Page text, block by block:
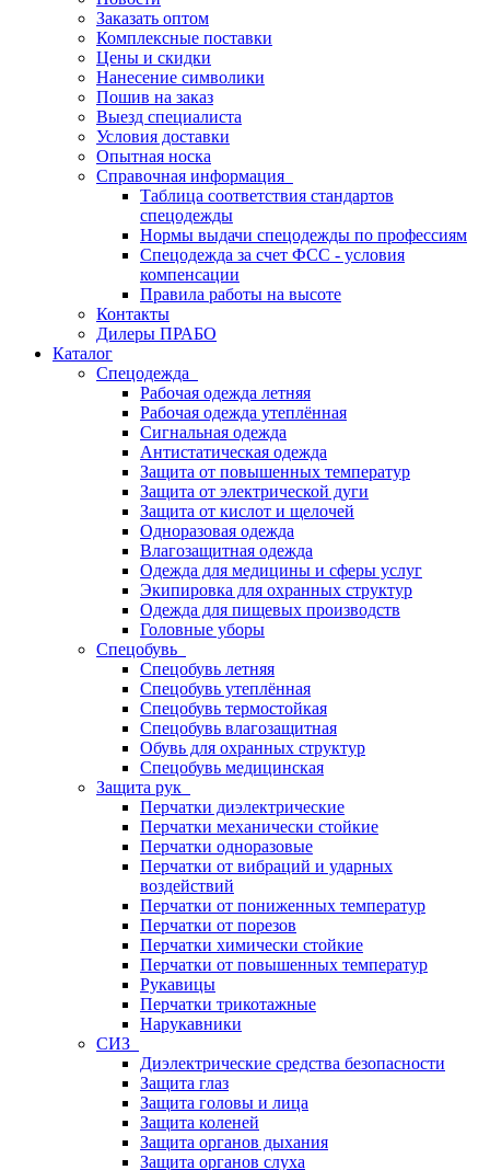
Заказать оптом
Комплексные поставки
Цены и скидки
Нанесение символики
Пошив на заказ
Выезд специалиста
Условия доставки
Опытная носка
Справочная информация
Таблица соответствия стандартов
спецодежды
Нормы выдачи спецодежды по профессиям
Спецодежда за счет ФСС - условия
компенсации
Правила работы на высоте
Контакты
Дилеры ПРАБО
Каталог
Спецодежда
Рабочая одежда летняя
Рабочая одежда утеплённая
Сигнальная одежда
Антистатическая одежда
Защита от повышенных температур
Защита от электрической дуги
Защита от кислот и щелочей
Одноразовая одежда
Влагозащитная одежда
Одежда для медицины и сферы услуг
Экипировка для охранных структур
Одежда для пищевых производств
Головные уборы
Спецобувь
Спецобувь летняя
Спецобувь утеплённая
Спецобувь термостойкая
Спецобувь влагозащитная
Обувь для охранных структур
Спецобувь медицинская
Защита рук
Перчатки диэлектрические
Перчатки механически стойкие
Перчатки одноразовые
Перчатки от вибраций и ударных
воздействий
Перчатки от пониженных температур
Перчатки от порезов
Перчатки химически стойкие
Перчатки от повышенных температур
Рукавицы
Перчатки трикотажные
Нарукавники
СИЗ
Диэлектрические средства безопасности
Защита глаз
Защита головы и лица
Защита коленей
Защита органов дыхания
Защита органов слуха